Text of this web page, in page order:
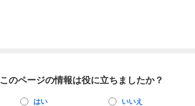
このページの情報は役に立ちましたか？
はい いいえ